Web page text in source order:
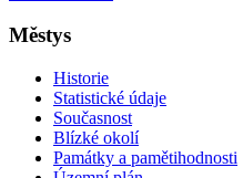
Městys
Historie
Statistické údaje
Současnost
Blízké okolí
Památky a pamětihodnosti